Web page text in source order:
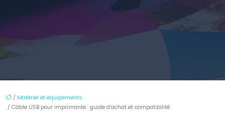
/ Matériel et équipements
/ Câble USB pour imprimante : guide d’achat et compatibilité